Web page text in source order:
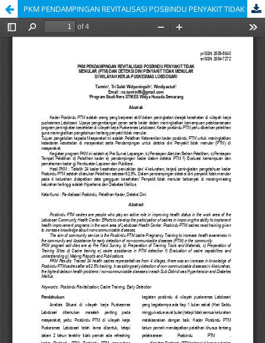
PKM PENDAMPINGAN REVITALISASI POSBINDU PENYAKIT TIDAK MENULAR (PTM) DAN DETEKSI DINI PENYAKIT TIDAK MENULAR DI WILAYAH KERJA PUSKESMAS LOBDOSARI